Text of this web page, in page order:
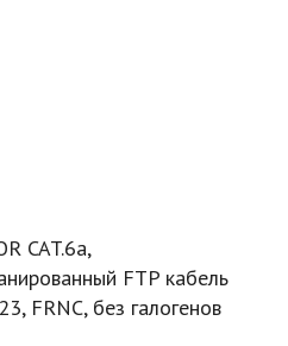
CAT.6a,
FTP кабель
FRNC, без галогенов